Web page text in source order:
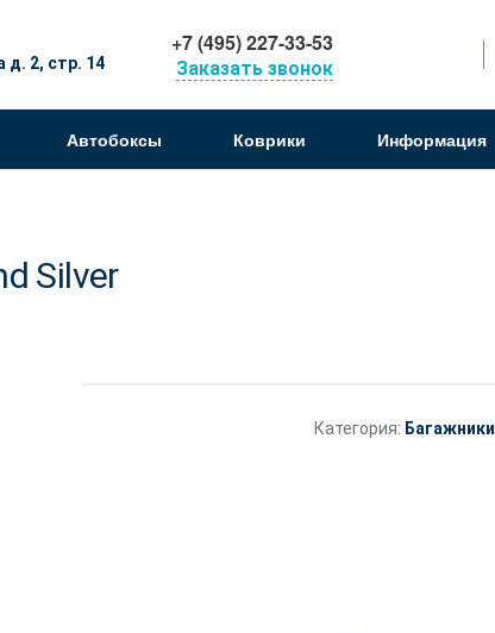
д. 2, стр. 14
+7 (495) 227-33-53
Заказать звонок
Автобоксы Коврики Информация
Silver
Категория: Багажники